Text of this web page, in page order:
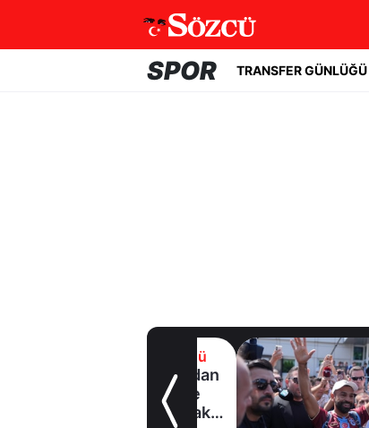
SPOR TRANSFER GÜNLÜĞÜ
Transfer Günlüğü
Yıldız oyuncudan
Fenerbahçe'ye
müjde! Ayrılmak